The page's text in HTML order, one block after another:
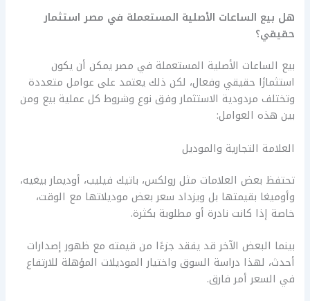
هل بيع الساعات الأصلية المستعملة في مصر استثمار
حقيقي؟
بيع الساعات الأصلية المستعملة في مصر يمكن أن يكون
استثمارًا حقيقي وفعال، لكن ذلك يعتمد على عوامل متعددة
وتختلف مردودية الاستثمار وفق نوع وشروط كل عملية بيع ومن
بين هذه العوامل:
العلامة التجارية والموديل
تحتفظ بعض العلامات مثل رولكس، باتيك فيليب، أوديمار بيغيه،
وأوميغا بقيمتها بل ويزداد سعر بعض موديلاتها مع الوقت،
خاصة إذا كانت نادرة أو مطلوبة بكثرة.
بينما البعض الآخر قد يفقد جزءًا من قيمته مع ظهور إصدارات
أحدث، لهذا دراسة السوق واختيار الموديلات المؤهلة للارتفاع
في السعر أمر فارق.